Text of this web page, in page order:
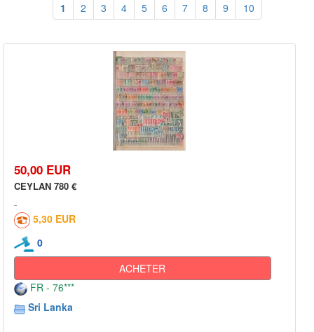
1 2 3 4 5 6 7 8 9 10
50,00 EUR
CEYLAN 780 €
5,30 EUR
0
ACHETER
FR - 76***
Sri Lanka